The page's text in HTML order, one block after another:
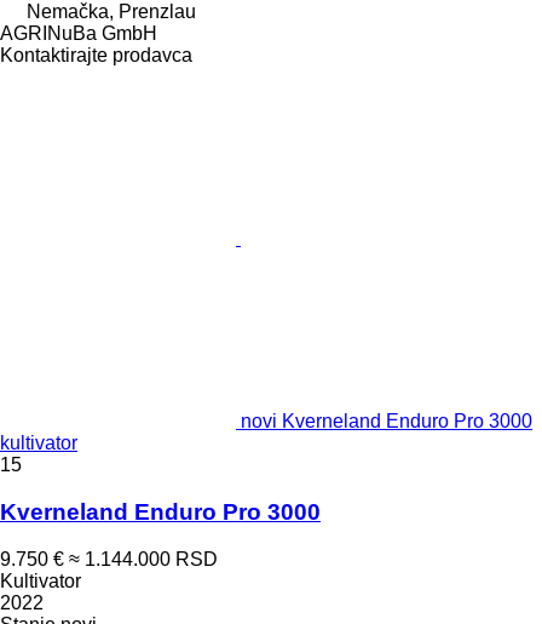
Nemačka, Prenzlau
AGRINuBa GmbH
Kontaktirajte prodavca
novi Kverneland Enduro Pro 3000
kultivator
15
Kverneland Enduro Pro 3000
9.750 € ≈ 1.144.000 RSD
Kultivator
2022